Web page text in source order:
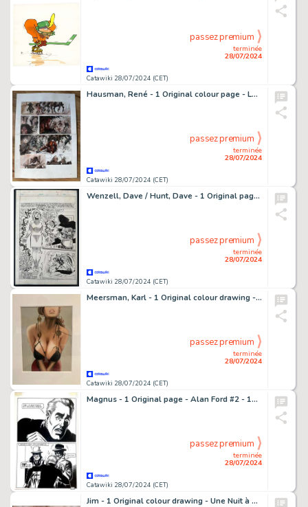
Catawiki 28/07/2024 (CET)
terminée
28/07/2024
passez premium
Hausman, René - 1 Original colour page - Laïyna T1 - La Forteresse de pierre - 1987
Catawiki 28/07/2024 (CET)
terminée
28/07/2024
passez premium
Wenzell, Dave / Hunt, Dave - 1 Original page - Super Spider-Man & Captain Britain #250 - 1977
Catawiki 28/07/2024 (CET)
terminée
28/07/2024
passez premium
Meersman, Karl - 1 Original colour drawing - Marlies - 2013
Catawiki 28/07/2024 (CET)
terminée
28/07/2024
passez premium
Magnus - 1 Original page - Alan Ford #2 - 1969
Catawiki 28/07/2024 (CET)
terminée
28/07/2024
passez premium
Jim - 1 Original colour drawing - Une Nuit à Rome - Marie